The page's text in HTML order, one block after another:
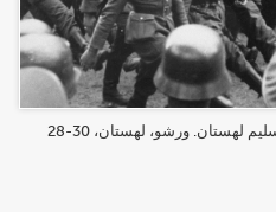
رژه سربازان آلمانی در ورشو بعد از تسلیم لهستان. ورشو، لهستان، 30-28